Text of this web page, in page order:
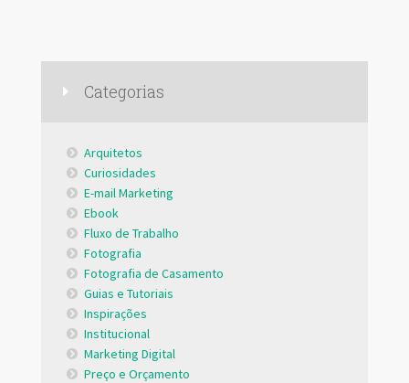
Categorias
Arquitetos
Curiosidades
E-mail Marketing
Ebook
Fluxo de Trabalho
Fotografia
Fotografia de Casamento
Guias e Tutoriais
Inspirações
Institucional
Marketing Digital
Preço e Orçamento